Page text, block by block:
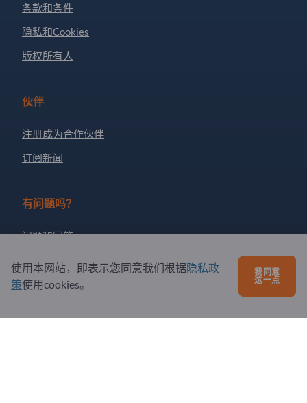
条款和条件
隐私和Cookies
版权所有人
伙伴
注册成为合作伙伴
订阅新闻
有问题吗？
问题和回答
我们提供的服务
关于我们
使用本网站，即表示您同意我们根据隐私政
策使用cookies。
我同意
这一点